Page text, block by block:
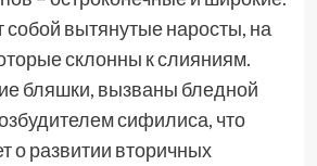
вытянутые наросты, на
склонны к слияниям.
бляшки, вызваны бледной
сифилиса, что
о развитии вторичных